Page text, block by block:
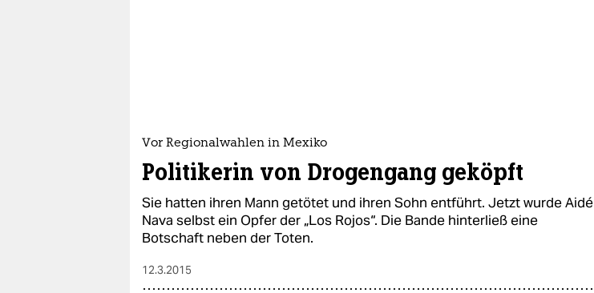
Vor Regionalwahlen in Mexiko
Politikerin von Drogengang geköpft
Sie hatten ihren Mann getötet und ihren Sohn entführt. Jetzt wurde Aidé
Nava selbst ein Opfer der „Los Rojos“. Die Bande hinterließ eine
Botschaft neben der Toten.
12.3.2015